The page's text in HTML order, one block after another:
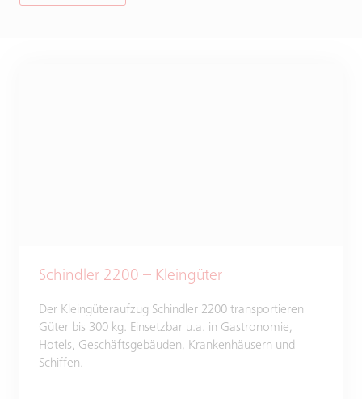
Schindler 2200 – Kleingüter
Der Kleingüteraufzug Schindler 2200 transportieren
Güter bis 300 kg. Einsetzbar u.a. in Gastronomie,
Hotels, Geschäftsgebäuden, Krankenhäusern und
Schiffen.